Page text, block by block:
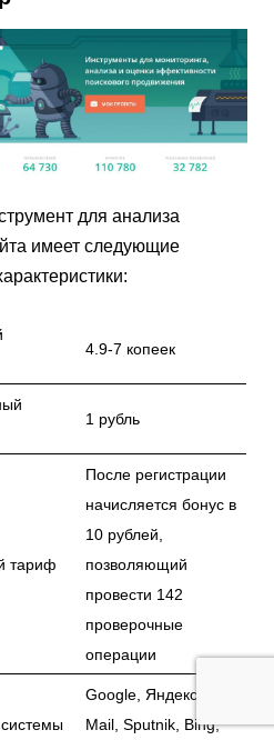
для анализа
имеет следующие
4.9-7 копеек
1 рубль
тариф
После регистрации
начисляется бонус в
10 рублей,
позволяющий
провести 142
проверочные
операции
Google, Яндекс,
Mail, Sputnik, Bing,